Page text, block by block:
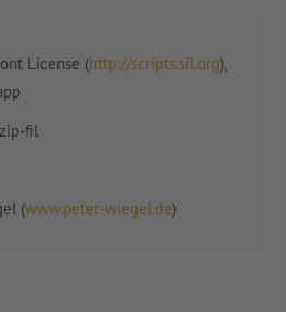
License (http://scripts.sil.org),
fil
(www.peter-wiegel.de)